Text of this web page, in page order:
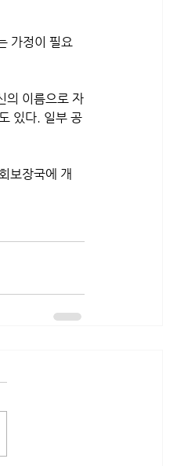
가정이 필요
의 이름으로 자
있다. 일부 공